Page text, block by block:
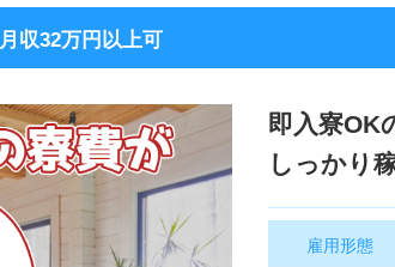
収32万円以上可
即入寮OK
しっかり
雇用形態